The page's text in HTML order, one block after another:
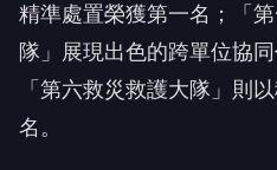
精準處置榮獲第一名；「
隊」展現出色的跨單位協
「第六救災救護大隊」則
名。